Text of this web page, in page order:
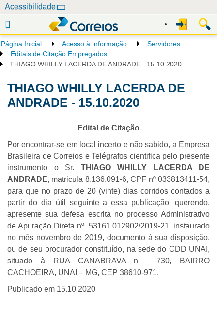
e
g
a
Acessibilidade
Página Inicial Acesso à Informação
Servidores
Editais de Citação Empregados
THIAGO WHILLY LACERDA DE ANDRADE - 15.10.2020
THIAGO WHILLY LACERDA DE
ANDRADE - 15.10.2020
Edital de Citação
Por encontrar-se em local incerto e não sabido, a Empresa
Brasileira de Correios e Telégrafos cientifica pelo presente
instrumento o Sr. THIAGO WHILLY LACERDA DE
ANDRADE, matricula 8.136.091-6, CPF nº 033813411-54,
para que no prazo de 20 (vinte) dias corridos contados a
partir do dia útil seguinte a essa publicação, querendo,
apresente sua defesa escrita no processo Administrativo
de Apuração Direta nº. 53161.012902/2019-21, instaurado
no mês novembro de 2019, documento à sua disposição,
ou de seu procurador constituído, na sede do CDD UNAI,
situado à RUA CANABRAVA n: 730, BAIRRO
CACHOEIRA, UNAI – MG, CEP 38610-971.
Publicado em 15.10.2020